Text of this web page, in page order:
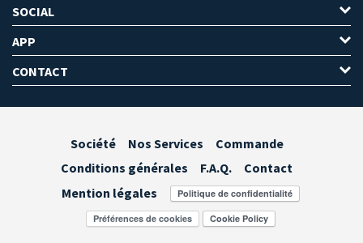
SOCIAL
APP
CONTACT
Société Nos Services
Commande
Conditions générales
F.A.Q.
Contact
Mention légales
Préférences de cookies